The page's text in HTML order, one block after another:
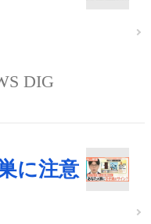
DIG
に注意